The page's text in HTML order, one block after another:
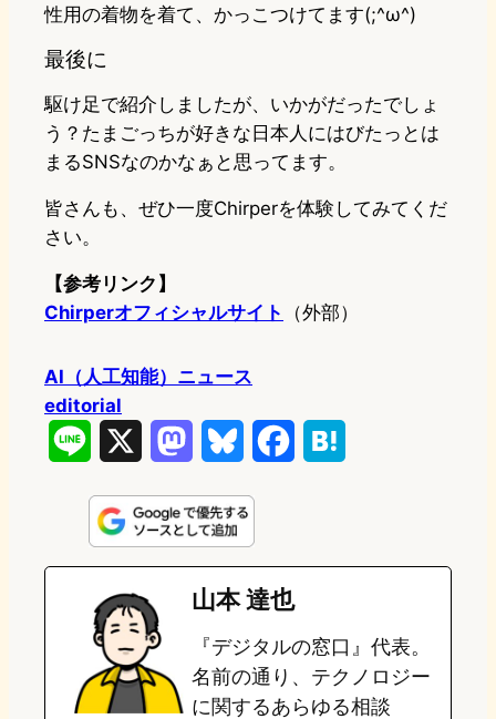
性用の着物を着て、かっこつけてます(;^ω^)
最後に
駆け足で紹介しましたが、いかがだったでしょ
う？たまごっちが好きな日本人にはびたっとは
まるSNSなのかなぁと思ってます。
皆さんも、ぜひ一度Chirperを体験してみてくだ
さい。
【参考リンク】
Chirperオフィシャルサイト
（外部）
AI（人工知能）ニュース
editorial
n
e
s
t
o
o
u
e
s
k
e
b
o
o
e
a
山本 達也
『デジタルの窓口』代表。
名前の通り、テクノロジー
に関するあらゆる相談